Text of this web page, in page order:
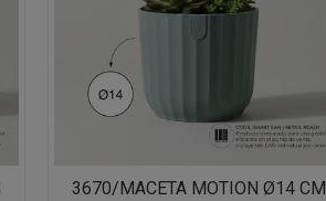
3670/MACETA MOTION Ø14 CM